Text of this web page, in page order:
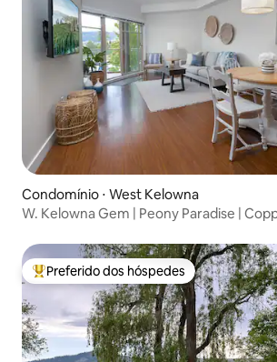
Condomínio ⋅ West Kelowna
W. Kelowna Gem | Peony Paradise |
Entre os melhores preferidos dos
Preferido dos hóspedes